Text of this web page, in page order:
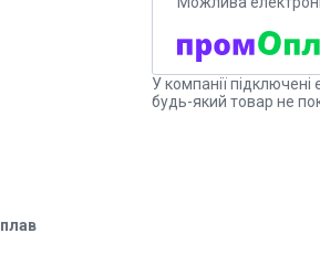
У компанії
будь-який товар не